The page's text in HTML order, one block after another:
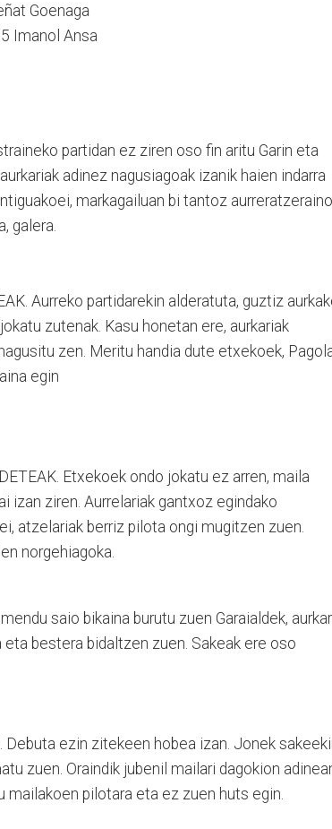
Goenaga
Imanol Ansa
partidan ez ziren oso fin aritu Garin eta
adinez nagusiagoak izanik haien indarra
markagailuan bi tantoz
galera.
Aurreko partidarekin alderatuta, guztiz
zutenak. Kasu honetan ere, aurkariak
zen. Meritu handia dute etxekoek,
egin
Etxekoek ondo jokatu ez arren, maila
izan ziren. Aurrelariak gantxoz egindako
atzelariak berriz pilota ongi mugitzen zuen.
norgehiagoka.
saio bikaina burutu zuen Garaialdek,
bestera bidaltzen zuen. Sakeak ere oso
Debuta ezin zitekeen hobea izan. Jonek
zuen. Oraindik jubenil mailari dagokion
pilotara eta ez zuen huts egin.